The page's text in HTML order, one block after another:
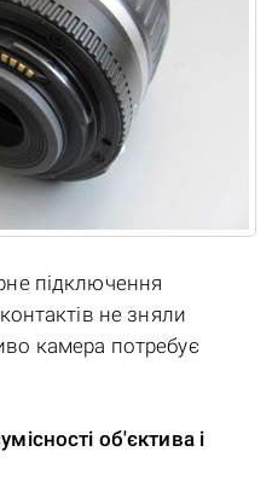
підключення
не зняли
камера потребує
об'єктива і